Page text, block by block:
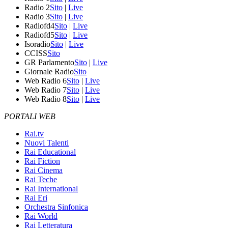
Radio 2Sito | Live
Radio 3Sito | Live
Radiofd4Sito | Live
Radiofd5Sito | Live
IsoradioSito | Live
CCISSSito
GR ParlamentoSito | Live
Giornale RadioSito
Web Radio 6Sito | Live
Web Radio 7Sito | Live
Web Radio 8Sito | Live
PORTALI WEB
Rai.tv
Nuovi Talenti
Rai Educational
Rai Fiction
Rai Cinema
Rai Teche
Rai International
Rai Eri
Orchestra Sinfonica
Rai World
Rai Letteratura